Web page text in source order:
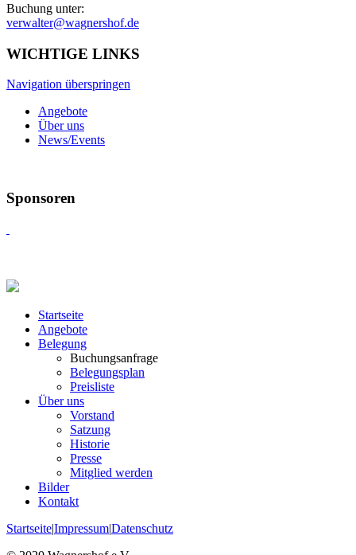
Buchung unter:
verwalter@wagnershof.de
WICHTIGE LINKS
Navigation überspringen
Angebote
Über uns
News/Events
Sponsoren
Startseite
Angebote
Belegung
Buchungsanfrage
Belegungsplan
Preisliste
Über uns
Vorstand
Satzung
Historie
Presse
Mitglied werden
Bilder
Kontakt
Startseite|Impressum|Datenschutz